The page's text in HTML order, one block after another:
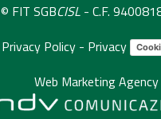
© FIT SGBCISL - C.F.
Privacy Policy - Privacy
Web Marketing Agency